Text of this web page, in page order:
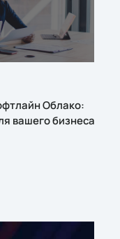
Облако:
вашего бизнеса